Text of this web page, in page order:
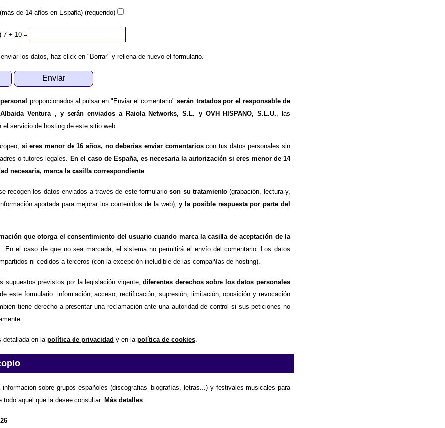
de 14 años en España) (requerido)
7 + 10 =
los datos, haz click en "Borrar" y rellena de nuevo el formulario.
proporcionados al pulsar en "Enviar el comentario"serán tratados por el responsable de
Ventura , y serán enviados a Raiola Networks, S.L. y OVH HISPANO, S.L.U. , las
el servicio de hosting de este sitio web.
si eres menor de 16 años, no deberías enviar comentarioscon tus datos personales sin
o tutores legales.
En el caso de España, es necesaria la autorización si eres menor de 14
necesaria, marca la casilla correspondiente
recogen los datos enviados a través de este formularioson su tratamiento(grabación, lectura y,
aportada para mejorar los contenidos de la web),y la posible respuesta por parte del
que otorga el consentimiento del usuario cuando marca la casilla de aceptación de la
. En el caso de que no sea marcada, el sistema no permitirá el envío del comentario. Los datos
ni cedidos a terceros (con la excepción ineludible de las compañías de hosting).
supuestos previstos por la legislación vigente,diferentes derechos sobre los datos personales
este formulario: información, acceso, rectificación, supresión, limitación, oposición y revocación
tiene derecho a presentar una reclamación ante una autoridad de control si sus peticiones no
detallada en la política de privacidad y en la política de cookies
información sobre grupos españoles (discografias, biografías, letras...) y festivales musicales para
todo aquel que la desee consultar. Más detalles.